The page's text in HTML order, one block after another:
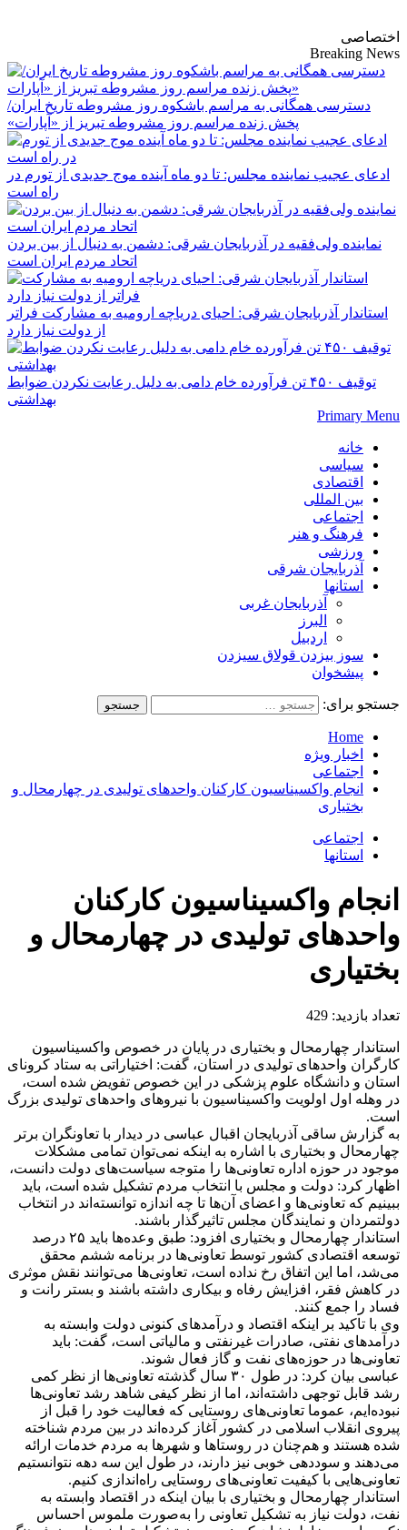
اختصاصی
Breaking News
دسترسی همگانی به مراسم باشکوه روز مشروطه تاریخ ایران/
پخش زنده مراسم روز مشروطه تبریز از «آپارات»
ادعای عجیب نماینده مجلس: تا دو ماه آینده موج جدیدی از تورم در
راه است
نماینده ولی‌فقیه در آذربایجان شرقی: دشمن به دنبال از بین بردن
اتحاد مردم ایران است
استاندار آذربایجان شرقی: احیای دریاچه ارومیه به مشارکت فراتر
از دولت نیاز دارد
توقیف ۴۵۰ تن فرآورده خام دامی به دلیل رعایت نکردن ضوابط
بهداشتی
Primary Menu
خانه
سیاسی
اقتصادی
بین المللی
اجتماعی
فرهنگ و هنر
ورزشی
آذربایجان شرقی
استانها
آذربایجان غربی
البرز
اردبیل
سوز بیزدن قولاق سیزدن
پیشخوان
جستجو برای:
Home
اخبار ویژه
اجتماعی
انجام واکسیناسیون کارکنان واحدهای تولیدی در چهارمحال و
بختیاری
اجتماعی
استانها
انجام واکسیناسیون کارکنان
واحدهای تولیدی در چهارمحال و
بختیاری
تعداد بازدید: 429
استاندار چهارمحال و بختیاری در پایان در خصوص واکسیناسیون
کارگران واحدهای تولیدی در استان، گفت: اختیاراتی به ستاد کرونای
استان و دانشگاه علوم پزشکی در این خصوص تفویض شده است،
در وهله اول اولویت واکسیناسیون با نیروهای واحدهای تولیدی بزرگ
است.
به گزارش ساقی آذربایجان اقبال عباسی در دیدار با تعاونگران برتر
چهارمحال و بختیاری با اشاره به اینکه نمی‌توان تمامی مشکلات
موجود در حوزه اداره تعاونی‌ها را متوجه سیاست‌های دولت دانست،
اظهار کرد: دولت و مجلس با انتخاب مردم تشکیل شده است، باید
ببینیم که تعاونی‌ها و اعضای آن‌ها تا چه اندازه توانسته‌اند در انتخاب
دولتمردان و نمایندگان مجلس تاثیرگذار باشند.
استاندار چهارمحال و بختیاری افزود: طبق وعده‌ها باید ۲۵ درصد
توسعه اقتصادی کشور توسط تعاونی‌ها در برنامه ششم محقق
می‌شد، اما این اتفاق رخ نداده است، تعاونی‌ها می‌توانند نقش موثری
در کاهش فقر، افزایش رفاه و بیکاری داشته باشند و بستر رانت و
فساد را جمع کنند.
وی با تاکید بر اینکه اقتصاد و درآمدهای کنونی دولت وابسته به
درآمدهای نفتی، صادرات غیرنفتی و مالیاتی است، گفت: باید
تعاونی‌ها در حوزه‌های نفت و گاز فعال شوند.
عباسی بیان کرد: در طول ۳۰ سال گذشته تعاونی‌ها از نظر کمی
رشد قابل توجهی داشته‌اند، اما از نظر کیفی شاهد رشد تعاونی‌ها
نبوده‌ایم، عموما تعاونی‌های روستایی که فعالیت خود را قبل از
پیروی انقلاب اسلامی در کشور آغاز کرده‌اند در بین مردم شناخته
شده هستند و هم‌چنان در روستاها و شهرها به مردم خدمات ارائه
می‌دهند و سوددهی خوبی نیز دارند، در طول این سه دهه نتوانستیم
تعاونی‌هایی با کیفیت تعاونی‌های روستایی راه‌اندازی کنیم.
استاندار چهارمحال و بختیاری با بیان اینکه در اقتصاد وابسته به
نفت، دولت‌ نیاز به تشکیل تعاونی را به‌صورت ملموس احساس